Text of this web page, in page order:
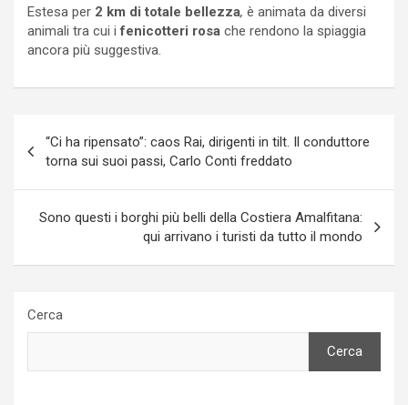
Estesa per 2 km di totale bellezza, è animata da diversi
animali tra cui i fenicotteri rosa che rendono la spiaggia
ancora più suggestiva.
articoli
“Ci ha ripensato”: caos Rai, dirigenti in tilt. Il conduttore
torna sui suoi passi, Carlo Conti freddato
Sono questi i borghi più belli della Costiera Amalfitana:
qui arrivano i turisti da tutto il mondo
Cerca
Cerca